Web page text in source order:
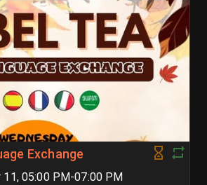
Exchange
11, 05:00 PM-07:00 PM